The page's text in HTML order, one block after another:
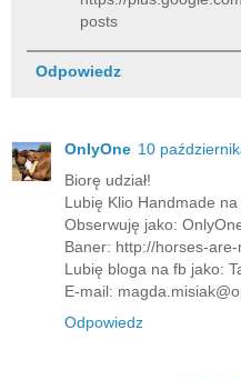
posts
Odpowiedz
OnlyOne 10
Biorę udział!
Lubię Klio Handmade
Obserwuję jako:
Baner: http://horses-
Lubię bloga na fb jako:
E-mail:
Odpowiedz